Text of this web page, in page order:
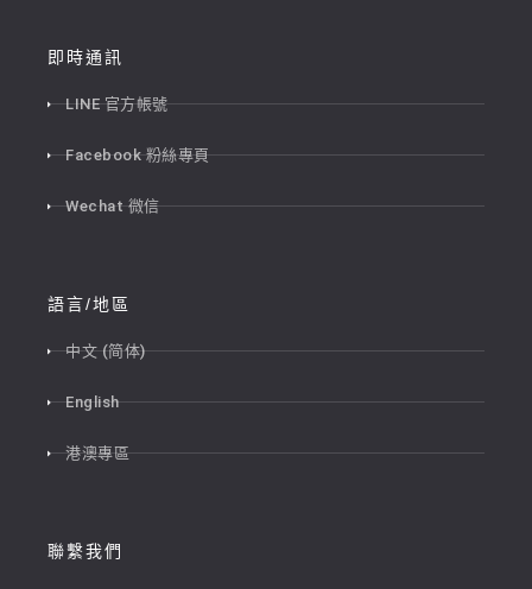
即時通訊
LINE 官方帳號
Facebook 粉絲專頁
Wechat 微信
語言/地區
中文 (简体)
English
港澳專區
聯繫我們